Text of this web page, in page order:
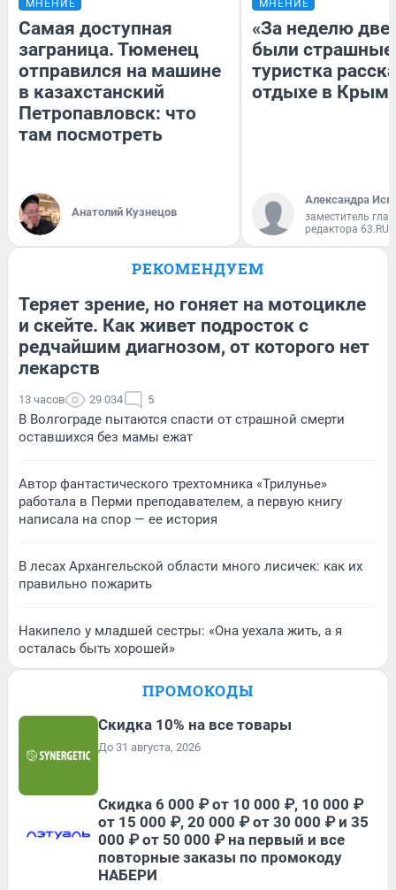
МНЕНИЕ
Самая доступная
заграница. Тюменец
отправился на машине
в казахстанский
Петропавловск: что
там посмотреть
Анатолий Кузнецов
МНЕНИЕ
«За неделю две
были
туристка
отдыхе в
Александра
заместитель
редактора 63.RU
РЕКОМЕНДУЕМ
Теряет зрение, но гоняет на мотоцикле
и скейте. Как живет подросток с
редчайшим диагнозом, от которого нет
лекарств
13 часов 29 034 5
В Волгограде пытаются спасти от страшной смерти
оставшихся без мамы ежат
Автор фантастического трехтомника «Трилунье»
работала в Перми преподавателем, а первую книгу
написала на спор — ее история
В лесах Архангельской области много лисичек: как их
правильно пожарить
Накипело у младшей сестры: «Она уехала жить, а я
осталась быть хорошей»
ПРОМОКОДЫ
Скидка 10% на все товары
До 31 августа, 2026
Скидка 6 000 ₽ от 10 000 ₽, 10 000 ₽
от 15 000 ₽, 20 000 ₽ от 30 000 ₽ и 35
000 ₽ от 50 000 ₽ на первый и все
повторные заказы по промокоду
НАБЕРИ